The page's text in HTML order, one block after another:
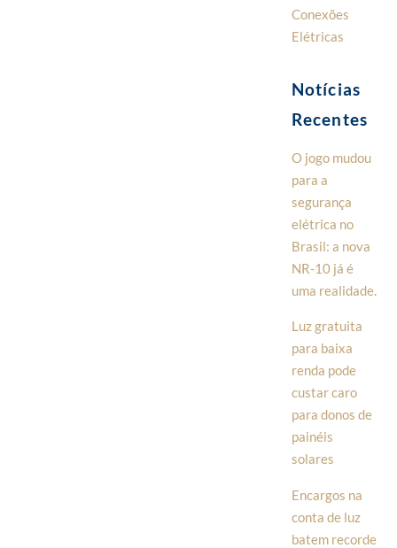
Conexões
Elétricas
Notícias
Recentes
O jogo mudou
para a
segurança
elétrica no
Brasil: a nova
NR-10 já é
uma realidade.
Luz gratuita
para baixa
renda pode
custar caro
para donos de
painéis
solares
Encargos na
conta de luz
batem recorde